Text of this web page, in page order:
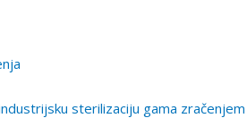
sterilizaciju gama zračenjem